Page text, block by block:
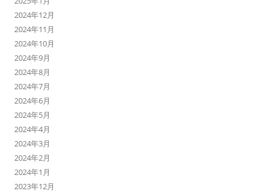
2024年12月
2024年11月
2024年10月
2024年9月
2024年8月
2024年7月
2024年6月
2024年5月
2024年4月
2024年3月
2024年2月
2024年1月
2023年12月